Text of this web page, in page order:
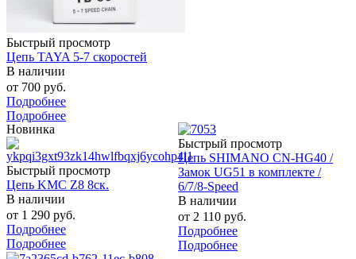
Быстрый просмотр
Цепь TAYA 5-7 скоростей
В наличии
от 700 руб.
Подробнее
Подробнее
Новинка
Быстрый просмотр
Цепь KMC Z8 8ск.
В наличии
от 1 290 руб.
Подробнее
Подробнее
Быстрый просмотр
Цепь SHIMANO CN-HG40 /
Замок UG51 в комплекте /
6/7/8-Speed
В наличии
от 2 110 руб.
Подробнее
Подробнее